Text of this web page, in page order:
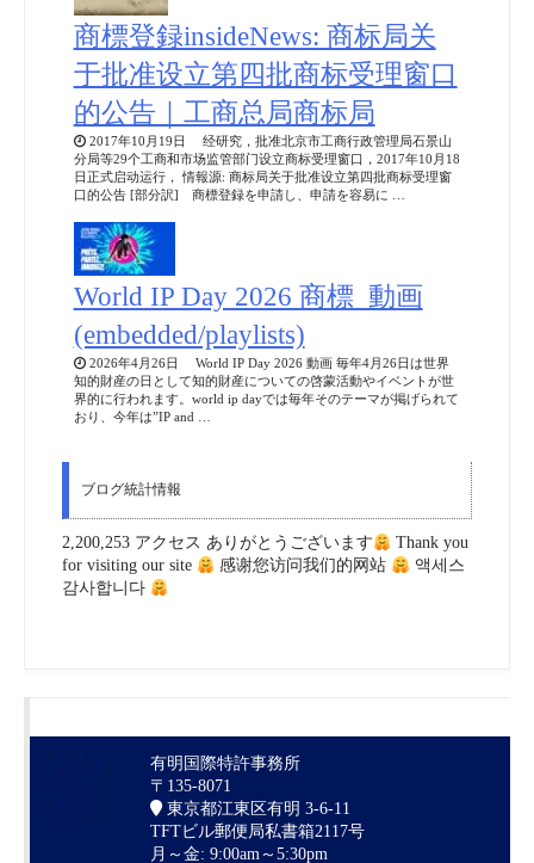
商標登録insideNews: 商标局关
于批准设立第四批商标受理窗口
的公告｜工商总局商标局
2017年10月19日 经研究，批准北京市工商行政管理局石景山
分局等29个工商和市场监管部门设立商标受理窗口，2017年10月18
日正式启动运行， 情報源: 商标局关于批准设立第四批商标受理窗
口的公告 [部分訳] 商標登録を申請し、申請を容易に …
World IP Day 2026 商標_動画
(embedded/playlists)
2026年4月26日 World IP Day 2026 動画 毎年4月26日は世界
知的財産の日として知的財産についての啓蒙活動やイベントが世
界的に行われます。world ip dayでは毎年そのテーマが掲げられて
おり、今年は”IP and …
ブログ統計情報
2,200,253 アクセス ありがとうございます
Thank you
for visiting our site
感谢您访问我们的网站
액세스
감사합니다
有明国際特許事務所
〒135-8071
東京都江東区有明 3-6-11
TFTビル郵便局私書箱2117号
月～金: 9:00am～5:30pm